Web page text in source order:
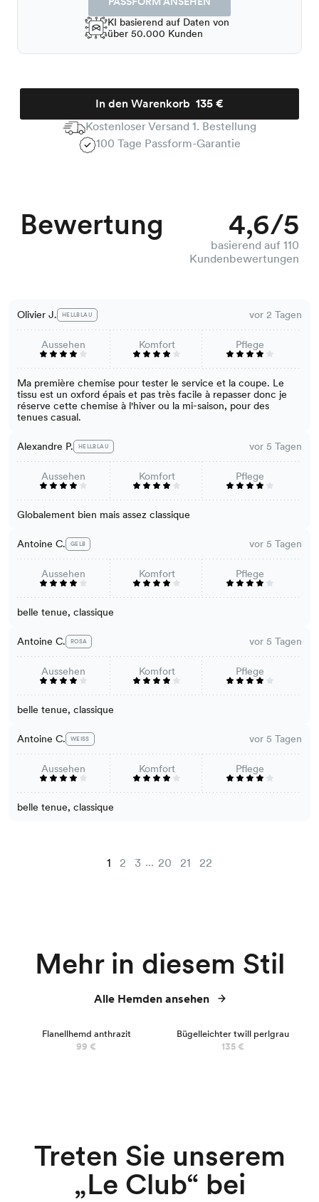
KI basierend auf Daten von
über 50.000 Kunden
In den Warenkorb
Kostenloser Versand 1. Bestellung
100 Tage Passform-Garantie
Bewertung 4,6/5
basierend auf 110
Kundenbewertungen
Olivier J. HELLBLAU vor 2 Tagen
Aussehen Komfort Pflege
Ma première chemise pour tester le service et la coupe. Le
tissu est un oxford épais et pas très facile à repasser donc je
réserve cette chemise à l'hiver ou la mi-saison, pour des
tenues casual.
Alexandre P. HELLBLAU vor 5 Tagen
Aussehen Komfort Pflege
Globalement bien mais assez classique
Antoine C. GELB vor 5 Tagen
Aussehen Komfort Pflege
belle tenue, classique
Antoine C. ROSA vor 5 Tagen
Aussehen Komfort Pflege
belle tenue, classique
Antoine C. WEISS vor 5 Tagen
Aussehen Komfort Pflege
belle tenue, classique
1 2 3 ... 20 21 22
Mehr in diesem Stil
Alle Hemden ansehen
Flanellhemd anthrazit
99 €
Bügelleichter twill perlgrau
135 €
Treten Sie unserem
„Le Club“ bei